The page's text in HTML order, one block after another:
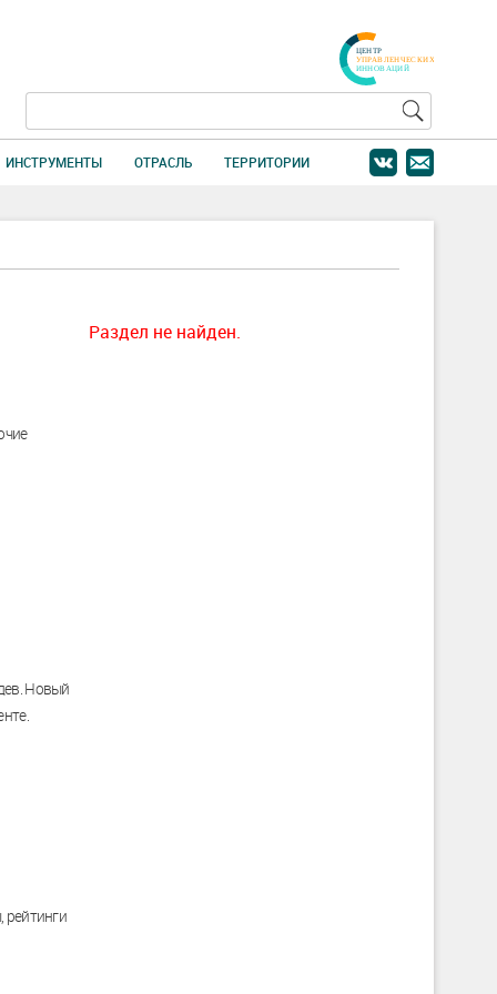
ИНСТРУМЕНТЫ ОТРАСЛЬ ТЕРРИТОРИИ
Новый
рейтинги
Раздел не найден.